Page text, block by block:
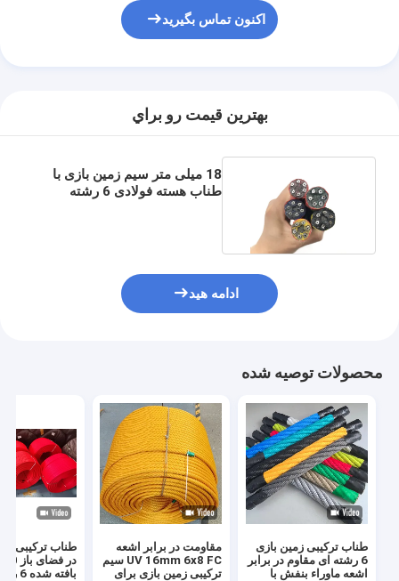
اکنون تماس بگیرید
بهترين قيمت رو براي
18 میلی متر سیم زمین بازی با
طناب هسته فولادی 6 رشته
ادامه هید
محصولات توصیه شده
طناب ترکیبی زمین بازی
6 رشته ای مقاوم در برابر
اشعه ماوراء بنفش با
مقاومت در برابر اشعه
UV 16mm 6x8 FC سیم
ترکیبی زمین بازی برای
طناب ترکیبی
بافته